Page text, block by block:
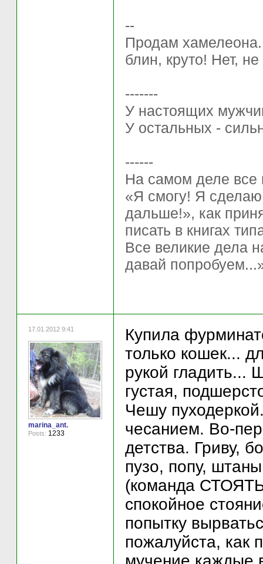
--
Продам хамелеона..
блин, круто! Нет,
-------
У настоящих
У остальных -
------
На самом деле все
«Я смогу! Я
дaльше!», как
писать в книгах
Все великие дела
давай
17.01.2012 9:41
marina_ant.
Posts: 1233
Купила
только кошек...
рукой гладить...
густая,
Чешу
чесанием. Во-
детства. Гриву,
пузо, попу,
(команда
спокойное
попытку
пожалуйста, как